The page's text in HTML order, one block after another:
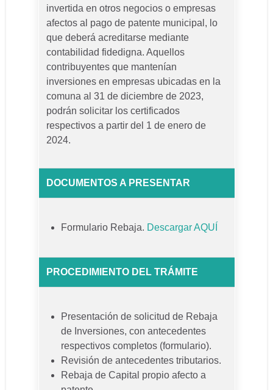
invertida en otros negocios o empresas
afectos al pago de patente municipal, lo
que deberá acreditarse mediante
contabilidad fidedigna. Aquellos
contribuyentes que mantenían
inversiones en empresas ubicadas en la
comuna al 31 de diciembre de 2023,
podrán solicitar los certificados
respectivos a partir del 1 de enero de
2024.
DOCUMENTOS A PRESENTAR
Formulario Rebaja. Descargar AQUÍ
PROCEDIMIENTO DEL TRÁMITE
Presentación de solicitud de Rebaja
de Inversiones, con antecedentes
respectivos completos (formulario).
Revisión de antecedentes tributarios.
Rebaja de Capital propio afecto a